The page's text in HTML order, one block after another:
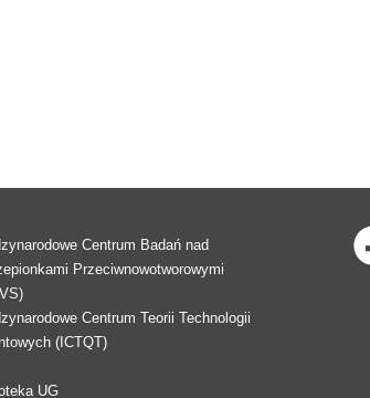
Centrum Badań nad
Przeciwnowotworowymi
Centrum Teorii Technologii
(ICTQT)
UG